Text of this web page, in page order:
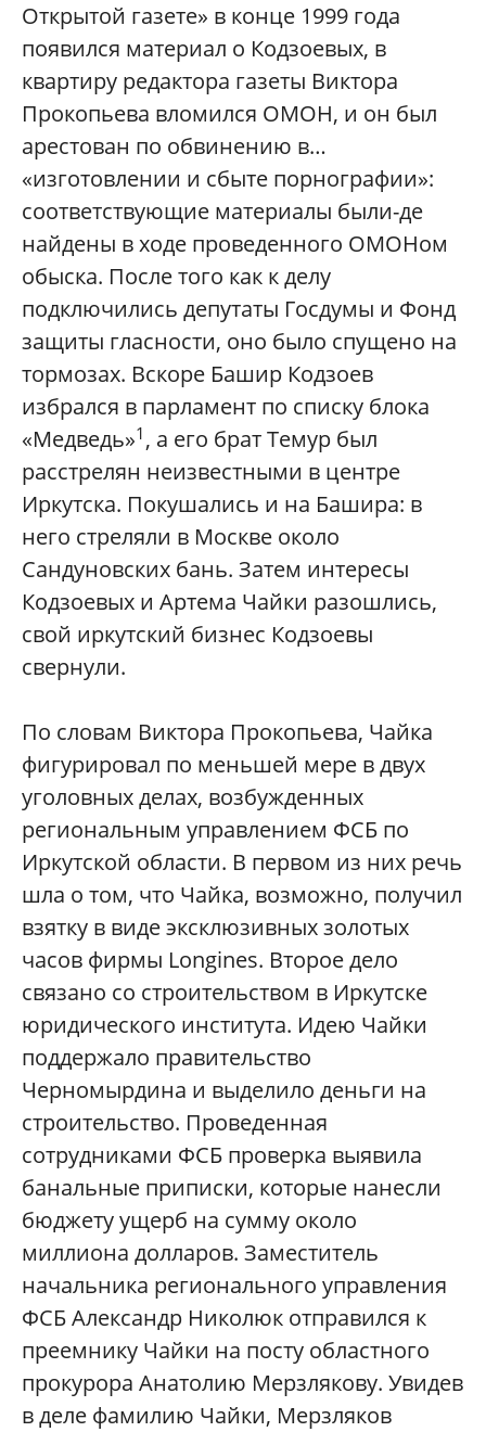
Открытой газете» в конце 1999 года
появился материал о Кодзоевых, в
квартиру редактора газеты Виктора
Прокопьева вломился ОМОН, и он был
арестован по обвинению в…
«изготовлении и сбыте порнографии»:
соответствующие материалы были-де
найдены в ходе проведенного ОМОНом
обыска. После того как к делу
подключились депутаты Госдумы и Фонд
защиты гласности, оно было спущено на
тормозах. Вскоре Башир Кодзоев
избрался в парламент по списку блока
«Медведь»1 , а его брат Темур был
расстрелян неизвестными в центре
Иркутска. Покушались и на Башира: в
него стреляли в Москве около
Сандуновских бань. Затем интересы
Кодзоевых и Артема Чайки разошлись,
свой иркутский бизнес Кодзоевы
свернули.
По словам Виктора Прокопьева, Чайка
фигурировал по меньшей мере в двух
уголовных делах, возбужденных
региональным управлением ФСБ по
Иркутской области. В первом из них речь
шла о том, что Чайка, возможно, получил
взятку в виде эксклюзивных золотых
часов фирмы Longines. Второе дело
связано со строительством в Иркутске
юридического института. Идею Чайки
поддержало правительство
Черномырдина и выделило деньги на
строительство. Проведенная
сотрудниками ФСБ проверка выявила
банальные приписки, которые нанесли
бюджету ущерб на сумму около
миллиона долларов. Заместитель
начальника регионального управления
ФСБ Александр Николюк отправился к
преемнику Чайки на посту областного
прокурора Анатолию Мерзлякову. Увидев
в деле фамилию Чайки, Мерзляков